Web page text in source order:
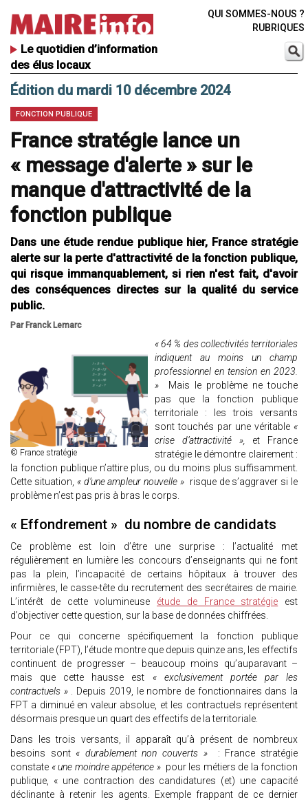
Le quotidien d’information
des élus locaux
QUI SOMMES-NOUS ?
RUBRIQUES
Édition du mardi 10 décembre 2024
FONCTION PUBLIQUE
France stratégie lance un
« message d'alerte » sur le
manque d'attractivité de la
fonction publique
Dans une étude rendue publique hier, France stratégie
alerte sur la perte d'attractivité de la fonction publique,
qui risque immanquablement, si rien n'est fait, d'avoir
des conséquences directes sur la qualité du service
public.
Par Franck Lemarc
© France stratégie
« 64 % des collectivités territoriales
indiquent au moins un champ
professionnel en tension en 2023.
» Mais le problème ne touche
pas que la fonction publique
territoriale : les trois versants
sont touchés par une véritable «
crise d’attractivité », et France
stratégie le démontre clairement :
la fonction publique n’attire plus, ou du moins plus suffisamment.
Cette situation, « d’une ampleur nouvelle » risque de s’aggraver si le
problème n’est pas pris à bras le corps.
« Effondrement » du nombre de candidats
Ce problème est loin d’être une surprise : l’actualité met
régulièrement en lumière les concours d’enseignants qui ne font
pas la plein, l’incapacité de certains hôpitaux à trouver des
infirmières, le casse-tête du recrutement des secrétaires de mairie.
L’intérêt de cette volumineuse étude de France stratégie est
d’objectiver cette question, sur la base de données chiffrées.
Pour ce qui concerne spécifiquement la fonction publique
territoriale (FPT), l’étude montre que depuis quinze ans, les effectifs
continuent de progresser – beaucoup moins qu’auparavant –
mais que cette hausse est « exclusivement portée par les
contractuels » . Depuis 2019, le nombre de fonctionnaires dans la
FPT a diminué en valeur absolue, et les contractuels représentent
désormais presque un quart des effectifs de la territoriale.
Dans les trois versants, il apparaît qu’à présent de nombreux
besoins sont« durablement non couverts »
: France stratégie
constate « une moindre appétence » pour les métiers de la fonction
publique, « une contraction des candidatures (et) une capacité
déclinante à retenir les agents. Exemple frappant de ce dernier